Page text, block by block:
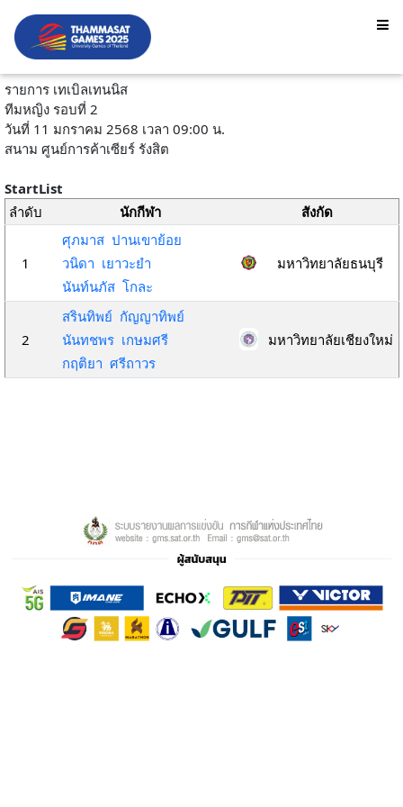
รายการ เทเบิลเทนนิส
ทีมหญิง รอบที่ 2
วันที่ 11 มกราคม 2568 เวลา 09:00 น.
สนาม ศูนย์การค้าเซียร์ รังสิต
StartList
ลำดับ
นักกีฬา สังกัด
1
ศุภมาส ปานเขาย้อย
วนิดา เยาวะยำ
นันท์นภัส โกละ
มหาวิทยาลัยธนบุรี
2
สรินทิพย์ กัญญาทิพย์
นันทชพร เกษมศรี
กฤติยา ศรีถาวร
มหาวิทยาลัยเชียงใหม่